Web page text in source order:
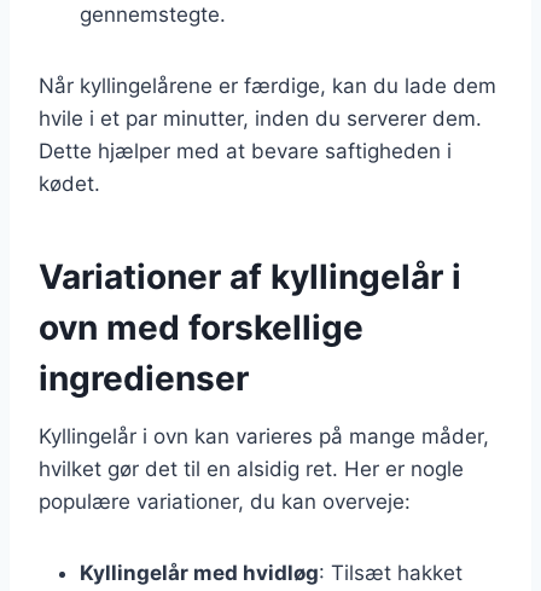
gennemstegte.
Når kyllingelårene er færdige, kan du lade dem
hvile i et par minutter, inden du serverer dem.
Dette hjælper med at bevare saftigheden i
kødet.
Variationer af kyllingelår i
ovn med forskellige
ingredienser
Kyllingelår i ovn kan varieres på mange måder,
hvilket gør det til en alsidig ret. Her er nogle
populære variationer, du kan overveje:
Kyllingelår med hvidløg: Tilsæt hakket